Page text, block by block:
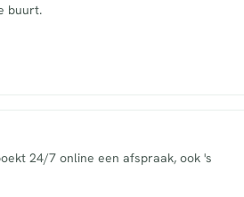
buurt.
24/7 online een afspraak, ook 's